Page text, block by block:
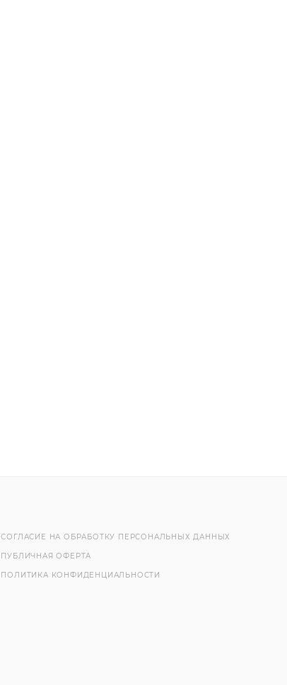
СОГЛАСИЕ НА ОБРАБОТКУ ПЕРСОНАЛЬНЫХ ДАННЫХ
ПУБЛИЧНАЯ ОФЕРТА
ПОЛИТИКА КОНФИДЕНЦИАЛЬНОСТИ